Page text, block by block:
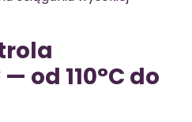
od 110°C do